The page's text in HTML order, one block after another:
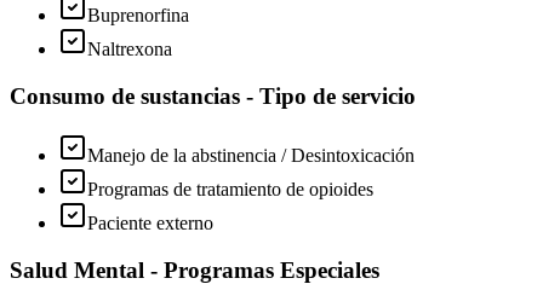
Buprenorfina
Naltrexona
Consumo de sustancias - Tipo de servicio
Manejo de la abstinencia / Desintoxicación
Programas de tratamiento de opioides
Paciente externo
Salud Mental - Programas Especiales